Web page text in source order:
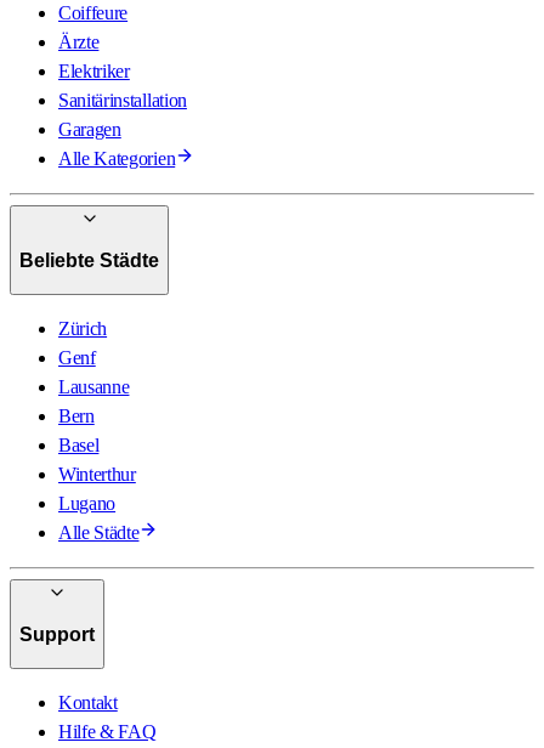
Coiffeure
Ärzte
Elektriker
Sanitärinstallation
Garagen
Alle Kategorien
Beliebte Städte
Zürich
Genf
Lausanne
Bern
Basel
Winterthur
Lugano
Alle Städte
Support
Kontakt
Hilfe & FAQ